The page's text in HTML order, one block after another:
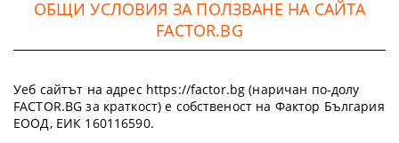
ОБЩИ УСЛОВИЯ ЗА ПОЛЗВАНЕ НА САЙТА
FACTOR.BG
Уеб сайтът на адрес https://factor.bg (наричан по-долу
FACTOR.BG за краткост) е собственост на Фактор България
ЕООД, ЕИК 160116590.